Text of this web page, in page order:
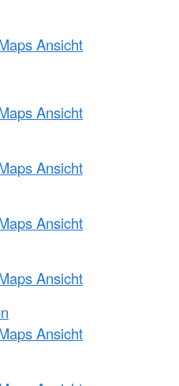
Ansicht
Ansicht
Ansicht
Ansicht
Ansicht
Ansicht